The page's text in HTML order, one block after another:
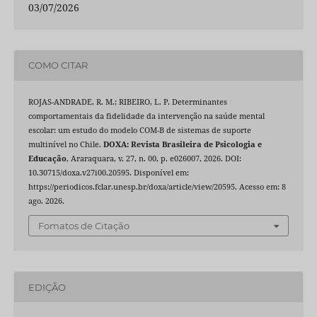
03/07/2026
COMO CITAR
ROJAS-ANDRADE, R. M.; RIBEIRO, L. P. Determinantes
comportamentais da fidelidade da intervenção na saúde mental
escolar: um estudo do modelo COM-B de sistemas de suporte
multinível no Chile. DOXA: Revista Brasileira de Psicologia e
Educação, Araraquara, v. 27, n. 00, p. e026007, 2026. DOI:
10.30715/doxa.v27i00.20595. Disponível em:
https://periodicos.fclar.unesp.br/doxa/article/view/20595. Acesso em: 8
ago. 2026.
Fomatos de Citação
EDIÇÃO